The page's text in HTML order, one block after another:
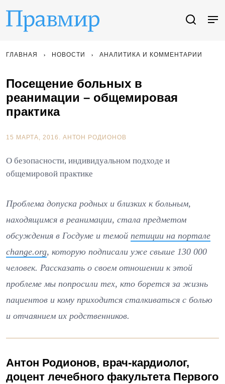
ГЛАВНАЯ НОВОСТИ АНАЛИТИКА И КОММЕНТАРИИ
Посещение больных в
реанимации – общемировая
практика
15 МАРТА, 2016. АНТОН РОДИОНОВ
О безопасности, индивидуальном подходе и
общемировой практике
Проблема допуска родных и близких к больным,
находящимся в реанимации, стала предметом
обсуждения в Госдуме и темой петиции на портале
change.org, которую подписали уже свыше 130 000
человек. Рассказать о своем отношении к этой
проблеме мы попросили тех, кто борется за жизнь
пациентов и кому приходится сталкиваться с болью
и отчаянием их родственников.
Антон Родионов, врач-кардиолог,
доцент лечебного факультета Первого